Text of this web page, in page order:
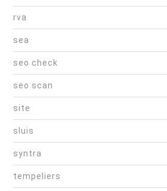
rva
sea
seo check
seo scan
site
sluis
syntra
tempeliers